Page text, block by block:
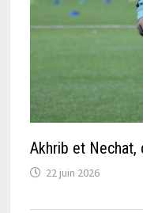
Akhrib et Nechat,
22 juin 2026